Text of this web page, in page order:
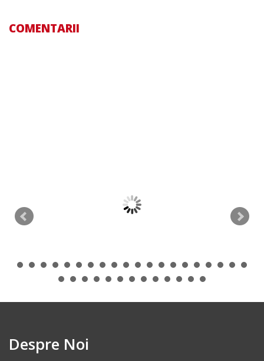
COMENTARII
Despre Noi